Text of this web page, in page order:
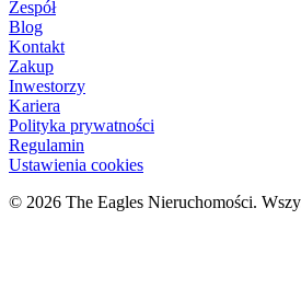
Zespół
Blog
Kontakt
Zakup
Inwestorzy
Kariera
Polityka prywatności
Regulamin
Ustawienia cookies
© 2026 The Eagles Nieruchomości.